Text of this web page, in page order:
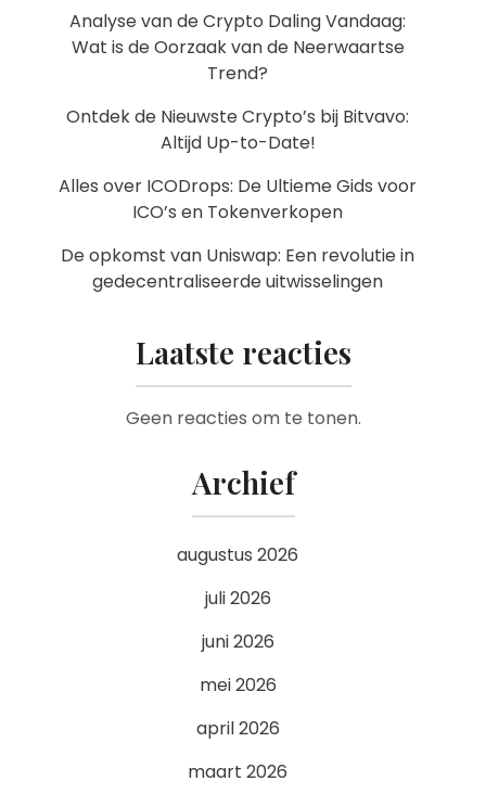
Analyse van de Crypto Daling Vandaag:
Wat is de Oorzaak van de Neerwaartse
Trend?
Ontdek de Nieuwste Crypto’s bij Bitvavo:
Altijd Up-to-Date!
Alles over ICODrops: De Ultieme Gids voor
ICO’s en Tokenverkopen
De opkomst van Uniswap: Een revolutie in
gedecentraliseerde uitwisselingen
Laatste reacties
Geen reacties om te tonen.
Archief
augustus 2026
juli 2026
juni 2026
mei 2026
april 2026
maart 2026